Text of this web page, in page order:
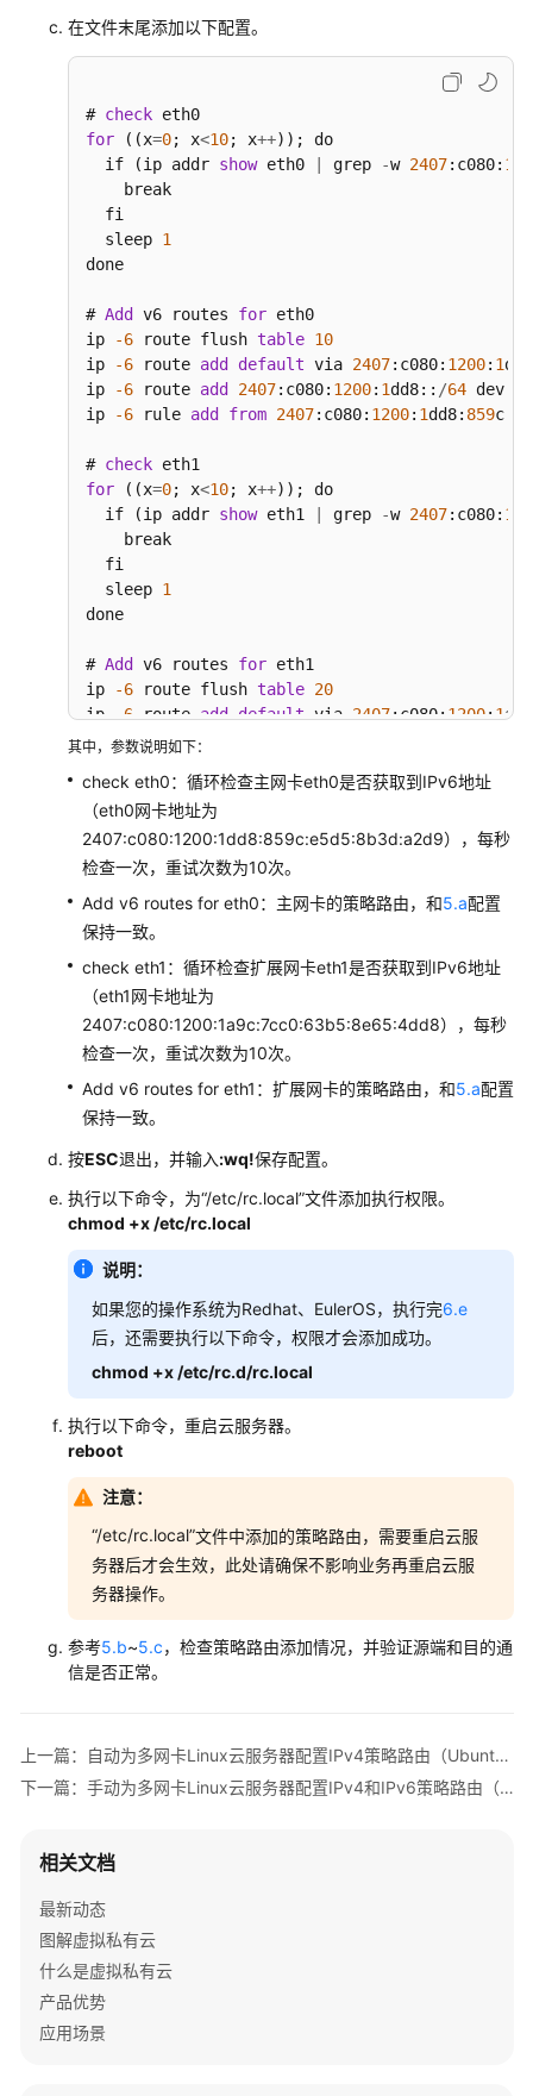
在文件末尾添加以下配置。
# check
for ((x=0; x<10; x++)); do
  if (ip addr
show eth0 grep -w 2407:c080:
    break
  fi
  sleep
1
done
# Add v6 routes for eth0
ip
-6 route flush table 10
ip
-6 route add default via 2407:c080: 1200: 1
ip
-6 route add 2407:c080: 1200: 1dd8:: /64 dev
ip
-6 rule add from 2407:c080: 1200: 1dd8: 859
# check
for ((x=0; x<10; x++)); do
  if (ip addr
show eth1 grep -w 2407:c080:
    break
  fi
  sleep
1
done
# Add v6 routes for eth1
ip
-6 route flush table 20
ip
-6 route add default via 2407:c080: 1200: 1
ip -6 route add
其中，参数说明如下：
check eth0：循环检查主网卡eth0是否获取到IPv6地址
（eth0网卡地址为
2407:c080:1200:1dd8:859c:e5d5:8b3d:a2d9），每秒
检查一次，重试次数为10次。
Add v6 routes for eth0：主网卡的策略路由，和5.a配置
保持一致。
check eth1：循环检查扩展网卡eth1是否获取到IPv6地址
（eth1网卡地址为
2407:c080:1200:1a9c:7cc0:63b5:8e65:4dd8），每秒
检查一次，重试次数为10次。
Add v6 routes for eth1：扩展网卡的策略路由，和5.a配置
保持一致。
按ESC退出，并输入:wq!保存配置。
执行以下命令，为“/etc/rc.local”文件添加执行权限。
chmod +x /etc/rc.local
说明：
如果您的操作系统为Redhat、EulerOS，执行完6.e
后，还需要执行以下命令，权限才会添加成功。
chmod +x /etc/rc.d/rc.local
执行以下命令，重启云服务器。
reboot
注意：
“/etc/rc.local”文件中添加的策略路由，需要重启云服
务器后才会生效，此处请确保不影响业务再重启云服
务器操作。
参考5.b~5.c，检查策略路由添加情况，并验证源端和目的通
信是否正常。
上一篇：自动为多网卡Linux云服务器配置IPv4策略路由（Ubuntu）
下一篇：手动为多网卡Linux云服务器配置IPv4和IPv6策略路由（Ubuntu）
相关文档
最新动态
图解虚拟私有云
什么是虚拟私有云
产品优势
应用场景